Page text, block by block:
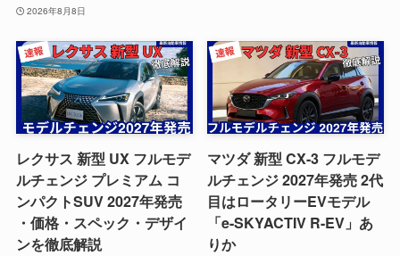
2026年8月8日
レクサス 新型 UX フルモデ
ルチェンジ プレミアム コ
ンパクトSUV 2027年発売
・価格・スペック・デザイ
ンを徹底解説
マツダ 新型 CX-3 フルモデ
ルチェンジ 2027年発売 2代
目はロータリーEVモデル
「e-SKYACTIV R-EV」あ
りか